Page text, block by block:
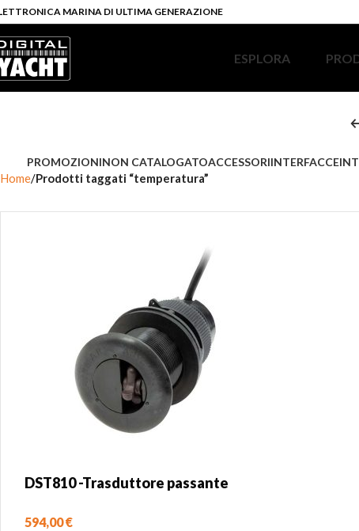
MARINA DI ULTIMA GENERAZIONE
ESPLORA
PROMOZIONINON CATALOGATOACCESSORIINTERFACCE
Home Prodotti taggati “temperatura”
DST810 -Trasduttore passante
594,00€